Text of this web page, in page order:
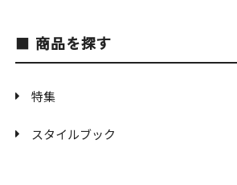
商品を探す
特集
スタイルブック